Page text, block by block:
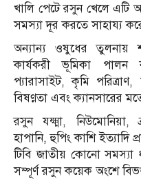
খালি পেটে রসুন খেলে এটি
সমস্যা দূর করতে সাহায্য
অন্যান্য ওষুধের তুলনায়
কার্যকরী ভূমিকা পালন
প্যারাসাইট, কৃমি
বিষণ্ণতা এবং ক্যানসারের
রসুন যক্ষ্মা,
হাপানি, হুপিং কাশি ইত্যাদি
টিবি জাতীয় কোনো সমস্যা
সম্পূর্ণ রসুন কয়েক অংশে